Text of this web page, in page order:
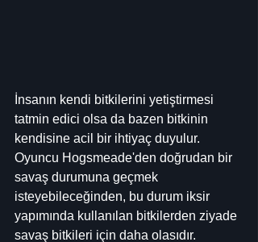
İnsanın kendi bitkilerini yetiştirmesi
tatmin edici olsa da bazen bitkinin
kendisine acil bir ihtiyaç duyulur.
Oyuncu Hogsmeade'den doğrudan bir
savaş durumuna geçmek
isteyebileceğinden, bu durum iksir
yapımında kullanılan bitkilerden ziyade
savaş bitkileri için daha olasıdır.